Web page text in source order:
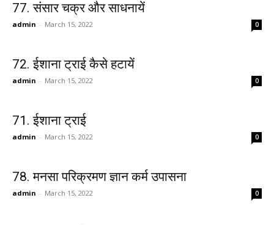
77. संसार चक्र और साधनायें
admin - March 15, 2022 0
72. ईशाना ट्राई कैसे हटायें
admin - March 15, 2022 0
71. ईशाना ट्राई
admin - March 15, 2022 0
78. मनसा परिक्रमण ज्ञान कर्म उपासना
admin - March 15, 2022 0